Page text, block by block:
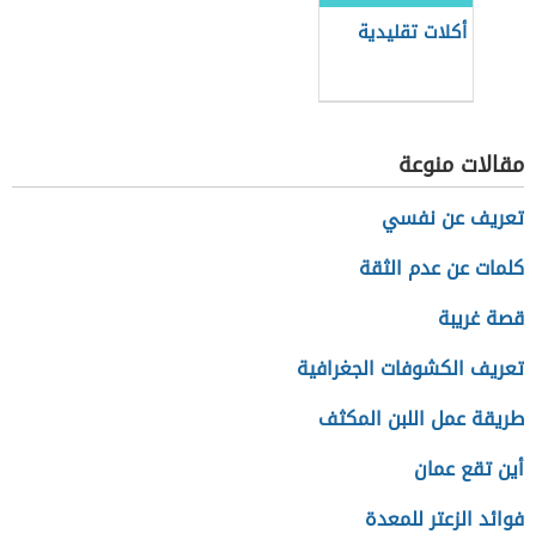
أكلات تقليدية
مقالات منوعة
تعريف عن نفسي
كلمات عن عدم الثقة
قصة غريبة
تعريف الكشوفات الجغرافية
طريقة عمل اللبن المكثف
أين تقع عمان
فوائد الزعتر للمعدة